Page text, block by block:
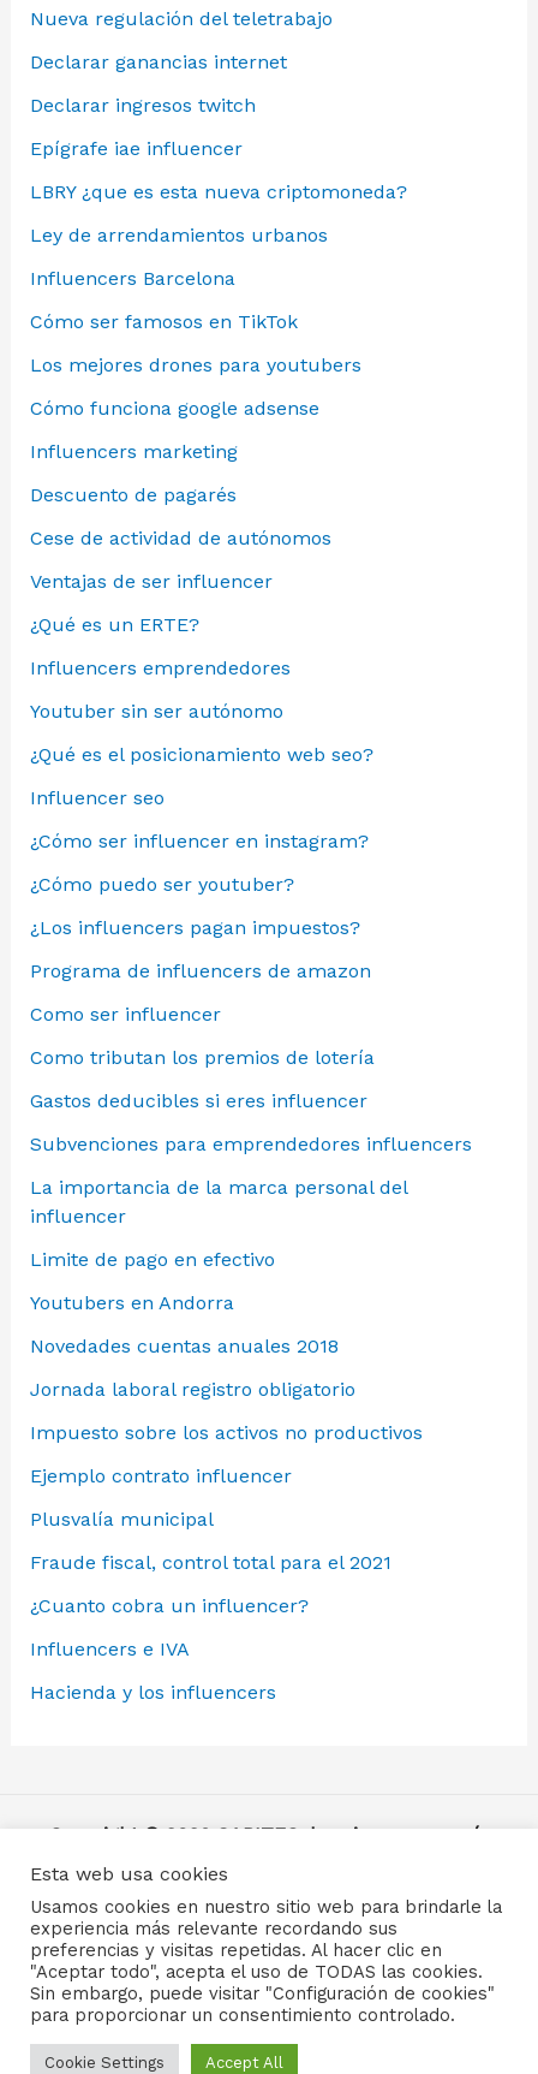
Nueva regulación del teletrabajo
Declarar ganancias internet
Declarar ingresos twitch
Epígrafe iae influencer
LBRY ¿que es esta nueva criptomoneda?
Ley de arrendamientos urbanos
Influencers Barcelona
Cómo ser famosos en TikTok
Los mejores drones para youtubers
Cómo funciona google adsense
Influencers marketing
Descuento de pagarés
Cese de actividad de autónomos
Ventajas de ser influencer
¿Qué es un ERTE?
Influencers emprendedores
Youtuber sin ser autónomo
¿Qué es el posicionamiento web seo?
Influencer seo
¿Cómo ser influencer en instagram?
¿Cómo puedo ser youtuber?
¿Los influencers pagan impuestos?
Programa de influencers de amazon
Como ser influencer
Como tributan los premios de lotería
Gastos deducibles si eres influencer
Subvenciones para emprendedores influencers
La importancia de la marca personal del
influencer
Limite de pago en efectivo
Youtubers en Andorra
Novedades cuentas anuales 2018
Jornada laboral registro obligatorio
Impuesto sobre los activos no productivos
Ejemplo contrato influencer
Plusvalía municipal
Fraude fiscal, control total para el 2021
¿Cuanto cobra un influencer?
Influencers e IVA
Hacienda y los influencers
Copyright © 2026 GABITEC, la primera asesoría
para influencers y creadores de contenido en
Alta autónomos
y Seguridad Social, ROI,
renta,IVA
Asesoría fiscal creadores de contenido,
influencers,youtubers streamers,instagramer,
ingresos a través de internet
Esta web usa cookies
Usamos cookies en nuestro sitio web para brindarle la
experiencia más relevante recordando sus
preferencias y visitas repetidas. Al hacer clic en
"Aceptar todo", acepta el uso de TODAS las cookies.
Sin embargo, puede visitar "Configuración de cookies"
para proporcionar un consentimiento controlado.
Cookie Settings Accept All
Habla con nosotros :)